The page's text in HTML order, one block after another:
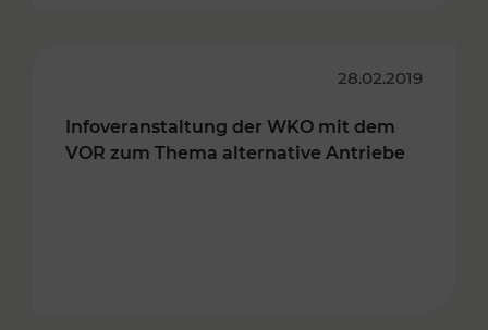
28.02.2019
Infoveranstaltung der WKO mit dem
VOR zum Thema alternative Antriebe